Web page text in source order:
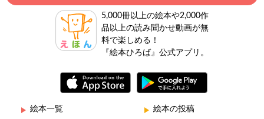
5,000冊以上の絵本や2,000作
品以上の読み聞かせ動画が無
料で楽しめる！
『絵本ひろば』公式アプリ。
絵本一覧 絵本の投稿